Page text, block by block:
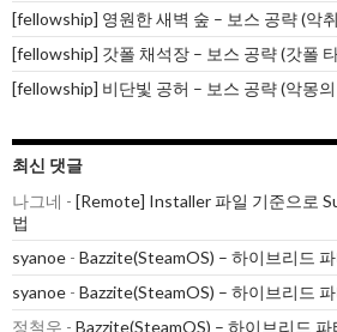
[fellowship] 영원한 새벽 숲 – 보스 공략 (악
[fellowship] 갓폴 채석장 – 보스 공략 (갓폴
[fellowship] 비단빛 공허 – 보스 공략 (악몽
최신 댓글
나그네 - [Remote] Installer 파일 기준으로
법
syanoe - Bazzite(SteamOS) – 하이브리드
syanoe - Bazzite(SteamOS) – 하이브리드
정철우 - Bazzite(SteamOS) – 하이브리드